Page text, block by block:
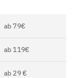
ab 79€
ab 119€
ab 29 €